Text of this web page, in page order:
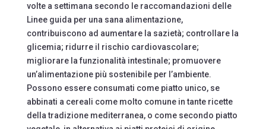
volte a settimana secondo le raccomandazioni delle
Linee guida per una sana alimentazione,
contribuiscono ad aumentare la sazietà; controllare la
glicemia; ridurre il rischio cardiovascolare;
migliorare la funzionalità intestinale; promuovere
un’alimentazione più sostenibile per l’ambiente.
Possono essere consumati come piatto unico, se
abbinati a cereali come molto comune in tante ricette
della tradizione mediterranea, o come secondo piatto